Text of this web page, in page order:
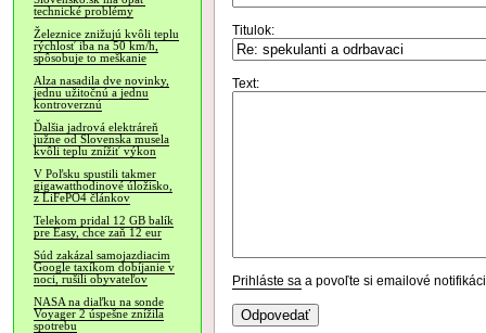
technické problémy
Železnice znižujú kvôli teplu
rýchlosť iba na 50 km/h,
spôsobuje to meškanie
Alza nasadila dve novinky,
jednu užitočnú a jednu
kontroverznú
Ďalšia jadrová elektráreň
južne od Slovenska musela
kvôli teplu znížiť výkon
V Poľsku spustili takmer
gigawatthodinové úložisko,
z LiFePO4 článkov
Telekom pridal 12 GB balík
pre Easy, chce zaň 12 eur
Súd zakázal samojazdiacim
Google taxíkom dobíjanie v
noci, rušili obyvateľov
NASA na diaľku na sonde
Voyager 2 úspešne znížila
spotrebu
Titulok:
Text:
Prihláste sa a povoľte si emailové